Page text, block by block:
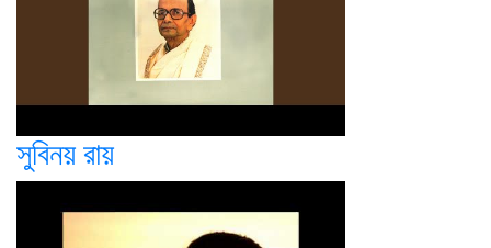
সুবিনয় রায়